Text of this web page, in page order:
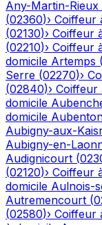
Any-Martin-Rieux
(02360)› Coiffeur
(02130)› Coiffeur
(02210)› Coiffeur
domicile Artemps (
Serre (02270)›
(02840)› Coiffeur
domicile
domicile
Aubigny-aux-
Aubigny-en-
Audignicourt (
(02120)› Coiffeur
domicile Aulnois-
Autremencourt (
(02580)› Coiffeur